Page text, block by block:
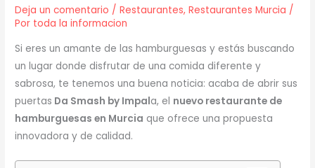
Deja un comentario /Restaurantes,Restaurantes Murcia /
Por toda la informacion
Si eres un amante de las hamburguesas y estás buscando
un lugar donde disfrutar de una comida diferente y
sabrosa, te tenemos una buena noticia: acaba de abrir sus
puertas Da Smash by Impala, el nuevo restaurante de
hamburguesas en Murcia que ofrece una propuesta
innovadora y de calidad.